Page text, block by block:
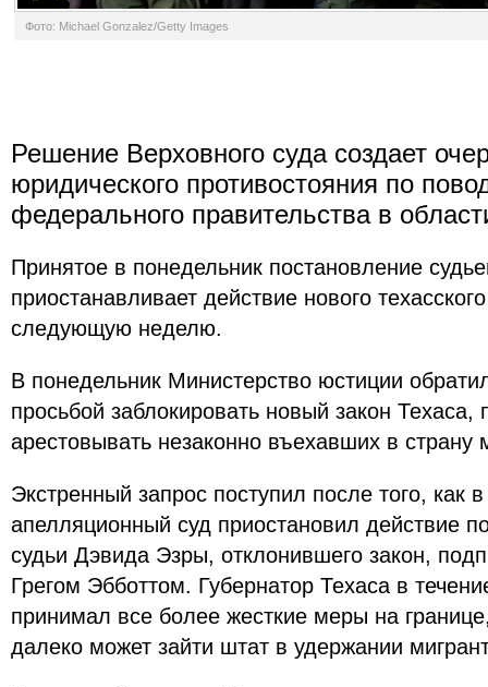
Фото: Michael Gonzalez/Getty Images
Решение Верховного суда создает
юридического противостояния по
федерального правительства в
Принятое в понедельник постановление
приостанавливает действие нового
следующую неделю.
В понедельник Министерство юстиции
просьбой заблокировать новый закон
арестовывать незаконно въехавших в страну
Экстренный запрос поступил после того,
апелляционный суд приостановил действие
судьи Дэвида Эзры, отклонившего закон,
Грегом Эбботтом. Губернатор Техаса в
принимал все более жесткие меры на
далеко может зайти штат в удержании